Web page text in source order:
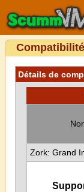
Détails de
Zork: Grand